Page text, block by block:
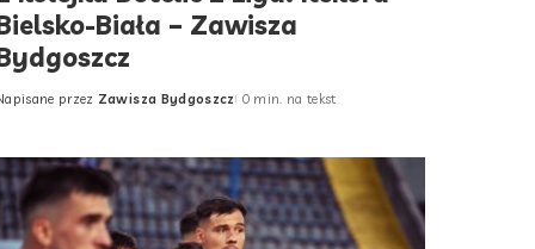
Biała – Zawisza
przez Zawisza Bydgoszcz 0 min. na tekst